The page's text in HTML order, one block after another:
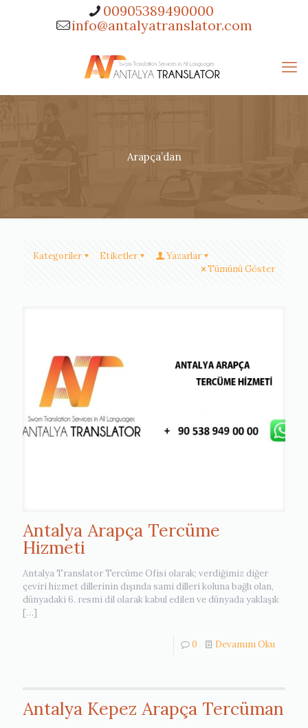
00905389490000
info@antalyatranslator.com
Arapça’dan
Kategoriler Etiketler
Yazarlar
Tümünü Göster
Antalya Arapça Tercüme
Hizmeti
Antalya Translator Tercüme Ofisi olarak; verdiğimiz diğer
çeviri hizmet dillerinin dışında sami dilleri koluna bağlı olan,
dünyadaki 6. resmi dil olarak kabul edilen ve dünyada yaklaşık
[…]
0 Devamını Oku
Antalya Kepez Arapça Tercüman